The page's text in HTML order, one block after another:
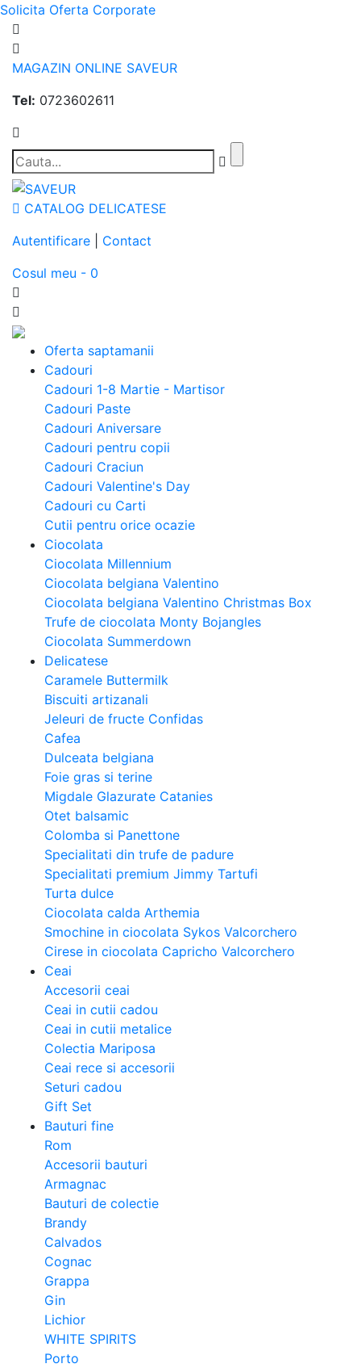
Solicita Oferta Corporate
MAGAZIN ONLINE SAVEUR
Tel: 0723602611
CATALOG DELICATESE
Autentificare
Contact
Cosul meu - 0
Oferta saptamanii
Cadouri
Cadouri 1-8 Martie - Martisor
Cadouri Paste
Cadouri Aniversare
Cadouri pentru copii
Cadouri Craciun
Cadouri Valentine's Day
Cadouri cu Carti
Cutii pentru orice ocazie
Ciocolata
Ciocolata Millennium
Ciocolata belgiana Valentino
Ciocolata belgiana Valentino Christmas Box
Trufe de ciocolata Monty Bojangles
Ciocolata Summerdown
Delicatese
Caramele Buttermilk
Biscuiti artizanali
Jeleuri de fructe Confidas
Cafea
Dulceata belgiana
Foie gras si terine
Migdale Glazurate Catanies
Otet balsamic
Colomba si Panettone
Specialitati din trufe de padure
Specialitati premium Jimmy Tartufi
Turta dulce
Ciocolata calda Arthemia
Smochine in ciocolata Sykos Valcorchero
Cirese in ciocolata Capricho Valcorchero
Ceai
Accesorii ceai
Ceai in cutii cadou
Ceai in cutii metalice
Colectia Mariposa
Ceai rece si accesorii
Seturi cadou
Gift Set
Bauturi fine
Rom
Accesorii bauturi
Armagnac
Bauturi de colectie
Brandy
Calvados
Cognac
Grappa
Gin
Lichior
WHITE SPIRITS
Porto